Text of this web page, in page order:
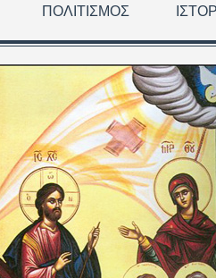
ΠΟΛΙΤΙΣΜΌΣ